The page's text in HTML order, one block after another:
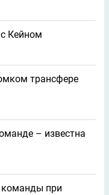
Кейном
трансфере
– известна
команды при